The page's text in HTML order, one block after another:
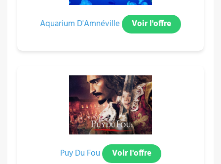
Aquarium D'Amnéville Voir l'offre
Puy Du Fou Voir l'offre